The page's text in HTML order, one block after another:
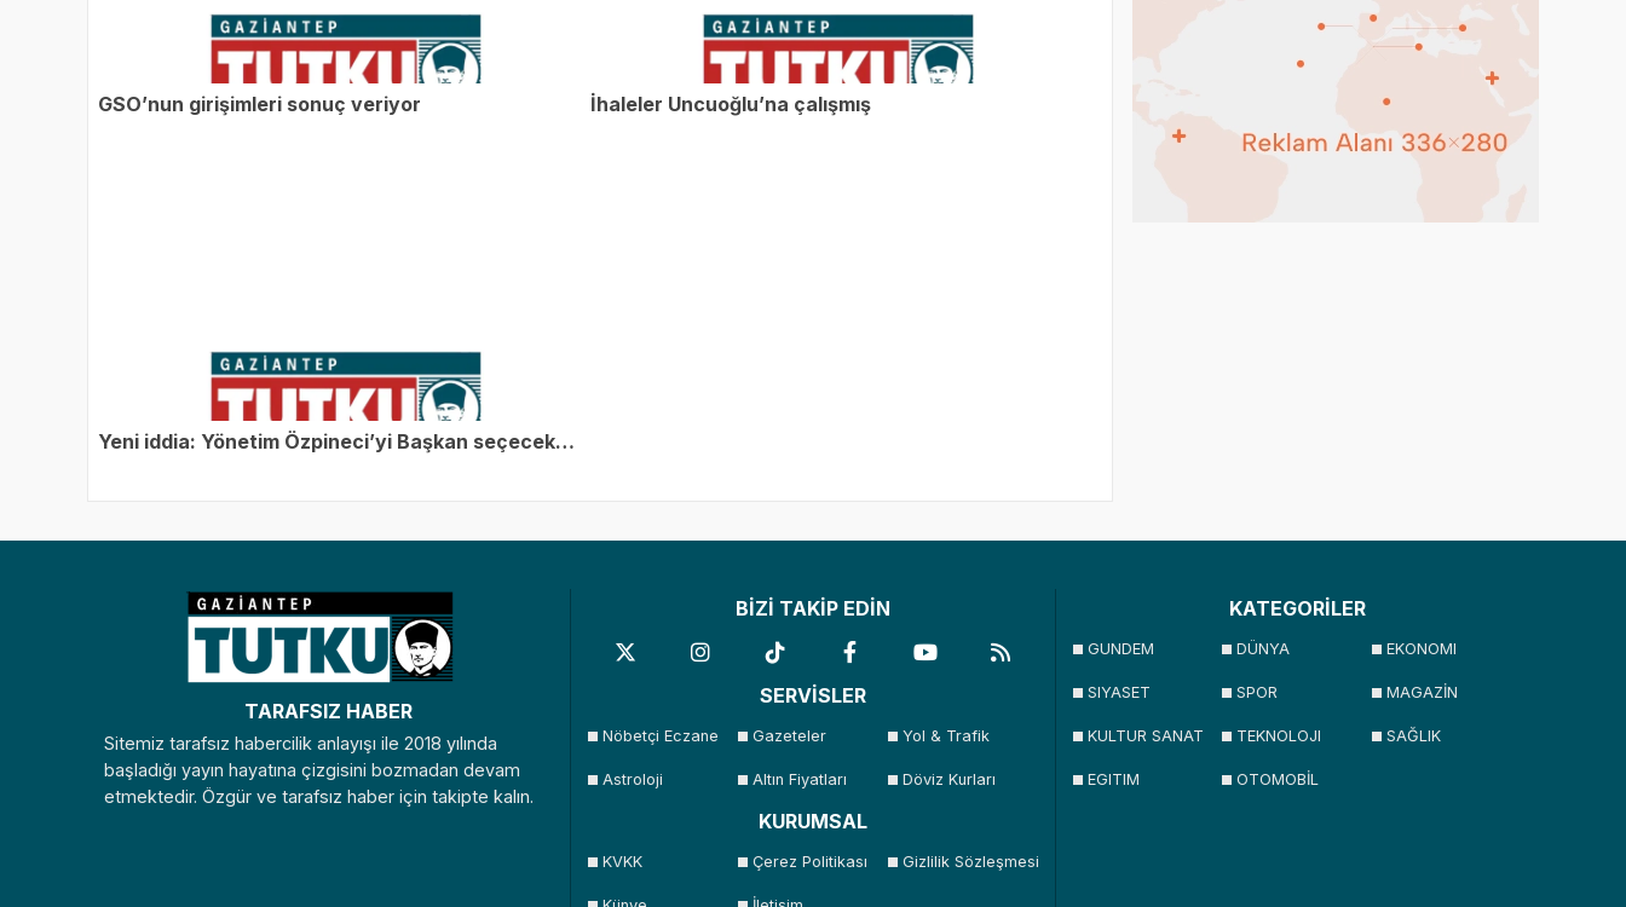
GSO’nun girişimleri sonuç veriyor İhaleler Uncuoğlu’na çalışmış
Yeni iddia: Yönetim Özpineci’yi Başkan seçecek…
TARAFSIZ HABER
Sitemiz tarafsız habercilik anlayışı ile 2018 yılında
başladığı yayın hayatına çizgisini bozmadan devam
etmektedir. Özgür ve tarafsız haber için takipte kalın.
BİZİ TAKİP EDİN
SERVİSLER
Nöbetçi Eczane Gazeteler Yol & Trafik
Astroloji Altın Fiyatları Döviz Kurları
KURUMSAL
KVKK Çerez Politikası Gizlilik Sözleşmesi
KATEGORİLER
GUNDEM DÜNYA EKONOMI
SIYASET SPOR MAGAZİN
KULTUR SANAT TEKNOLOJI SAĞLIK
EGITIM OTOMOBİL